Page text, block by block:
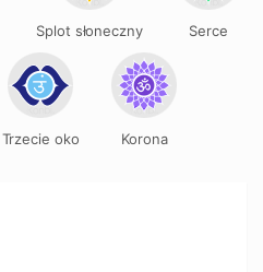
Splot słoneczny Serce
Trzecie oko Korona